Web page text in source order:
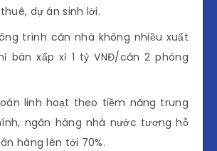
dự án sinh lời.
trình căn nhà không nhiều xuất
bán xấp xỉ 1 tỷ VNĐ/căn 2 phòng
linh hoạt theo tiềm năng trung
ngân hàng nhà nước tương hỗ
hàng lên tới 70%.